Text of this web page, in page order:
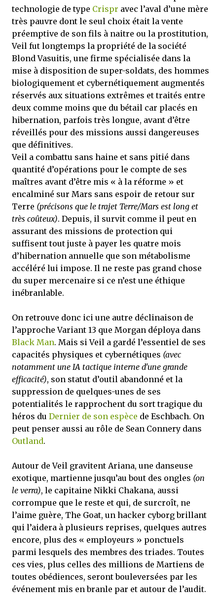
technologie de type Crispr avec l’aval d’une mère
très pauvre dont le seul choix était la vente
préemptive de son fils à naitre ou la prostitution,
Veil fut longtemps la propriété de la société
Blond Vasuitis, une firme spécialisée dans la
mise à disposition de super-soldats, des hommes
biologiquement et cybernétiquement augmentés
réservés aux situations extrêmes et traités entre
deux comme moins que du bétail car placés en
hibernation, parfois très longue, avant d’être
réveillés pour des missions aussi dangereuses
que définitives.
Veil a combattu sans haine et sans pitié dans
quantité d’opérations pour le compte de ses
maîtres avant d’être mis « à la réforme » et
encalminé sur Mars sans espoir de retour sur
Terre (précisons que le trajet Terre/Mars est long et
très coûteux). Depuis, il survit comme il peut en
assurant des missions de protection qui
suffisent tout juste à payer les quatre mois
d’hibernation annuelle que son métabolisme
accéléré lui impose. Il ne reste pas grand chose
du super mercenaire si ce n’est une éthique
inébranlable.
On retrouve donc ici une autre déclinaison de
l’approche Variant 13 que Morgan déploya dans
Black Man. Mais si Veil a gardé l’essentiel de ses
capacités physiques et cybernétiques (avec
notamment une IA tactique interne d'une grande
efficacité), son statut d’outil abandonné et la
suppression de quelques-unes de ses
potentialités le rapprochent du sort tragique du
héros du Dernier de son espèce de Eschbach. On
peut penser aussi au rôle de Sean Connery dans
Outland.
Autour de Veil gravitent Ariana, une danseuse
exotique, martienne jusqu’au bout des ongles (on
le verra), le capitaine Nikki Chakana, aussi
corrompue que le reste et qui, de surcroît, ne
l’aime guère, The Goat, un hacker cyborg brillant
qui l’aidera à plusieurs reprises, quelques autres
encore, plus des « employeurs » ponctuels
parmi lesquels des membres des triades. Toutes
ces vies, plus celles des millions de Martiens de
toutes obédiences, seront bouleversées par les
événement mis en branle par et autour de l’audit.